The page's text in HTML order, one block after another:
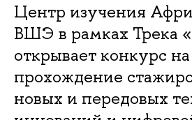
Центр изучения
ВШЭ в рамках Трека
открывает конкурс на
прохождение
новых и передовых